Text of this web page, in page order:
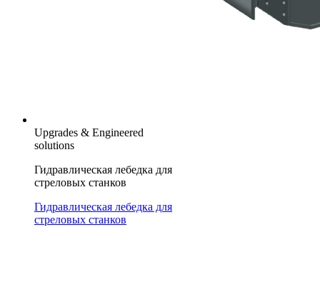
Upgrades & Engineered
solutions
Гидравлическая лебедка для
стреловых станков
Гидравлическая лебедка для
стреловых станков